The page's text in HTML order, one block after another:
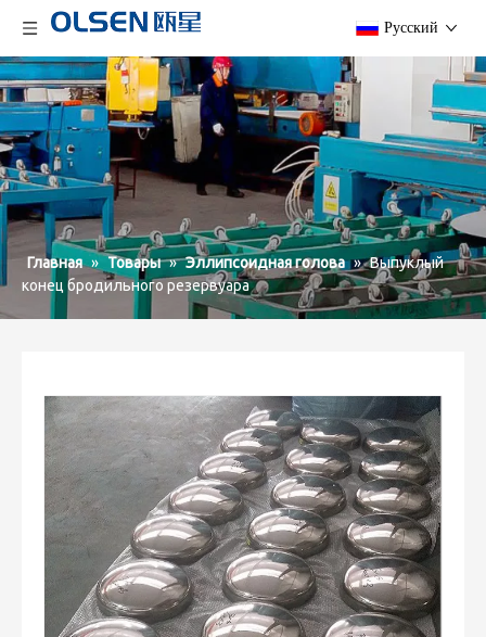
Pусский
Главная » Товары » Эллипсоидная голова » Выпуклый
конец бродильного резервуара